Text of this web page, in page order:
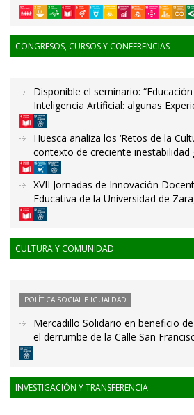
CONGRESOS, CURSOS Y CONFERENCIAS
Disponible el seminario:
Inteligencia Artificial: algunas
Huesca analiza los ‘Retos de la
contexto de creciente inestabilidad
XVII Jornadas de Innovación
Educativa de la Universidad de
CULTURA Y COMUNIDAD
POLÍTICA SOCIAL E IGUALDAD
Mercadillo Solidario en beneficio
el derrumbe de la Calle San
INVESTIGACIÓN Y TRANSFERENCIA